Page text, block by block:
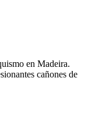
en Madeira.
cañones de